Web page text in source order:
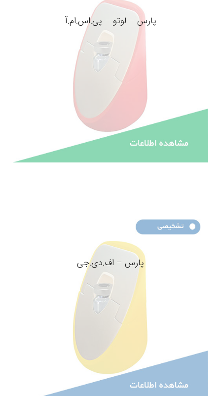
پارس – لوتو – پی.اس.ام.آ
پارس – اف.دی.جی